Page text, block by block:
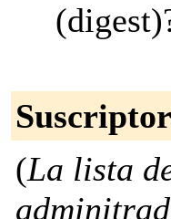
(La lista